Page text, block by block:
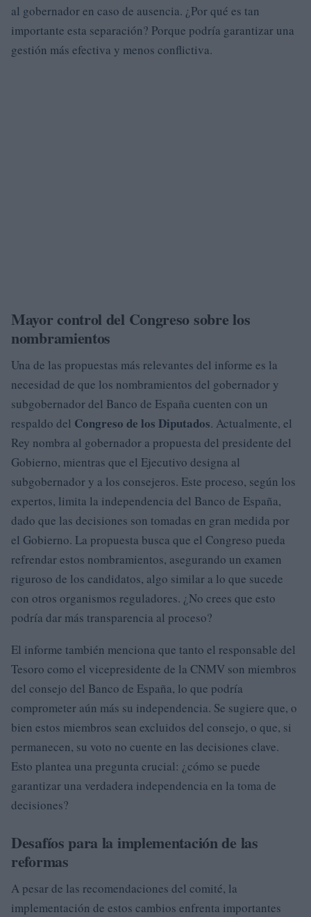
al gobernador en caso de ausencia. ¿Por qué es tan
importante esta separación? Porque podría garantizar una
gestión más efectiva y menos conflictiva.
Mayor control del Congreso sobre los
nombramientos
Una de las propuestas más relevantes del informe es la
necesidad de que los nombramientos del gobernador y
subgobernador del Banco de España cuenten con un
respaldo del Congreso de los Diputados. Actualmente, el
Rey nombra al gobernador a propuesta del presidente del
Gobierno, mientras que el Ejecutivo designa al
subgobernador y a los consejeros. Este proceso, según los
expertos, limita la independencia del Banco de España,
dado que las decisiones son tomadas en gran medida por
el Gobierno. La propuesta busca que el Congreso pueda
refrendar estos nombramientos, asegurando un examen
riguroso de los candidatos, algo similar a lo que sucede
con otros organismos reguladores. ¿No crees que esto
podría dar más transparencia al proceso?
El informe también menciona que tanto el responsable del
Tesoro como el vicepresidente de la CNMV son miembros
del consejo del Banco de España, lo que podría
comprometer aún más su independencia. Se sugiere que, o
bien estos miembros sean excluidos del consejo, o que, si
permanecen, su voto no cuente en las decisiones clave.
Esto plantea una pregunta crucial: ¿cómo se puede
garantizar una verdadera independencia en la toma de
decisiones?
Desafíos para la implementación de las
reformas
A pesar de las recomendaciones del comité, la
implementación de estos cambios enfrenta importantes